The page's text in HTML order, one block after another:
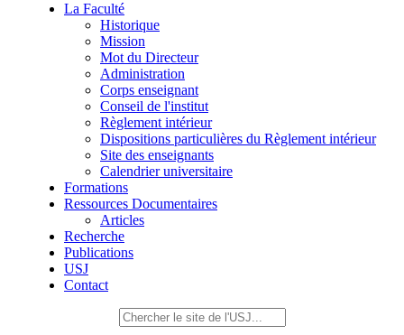
La Faculté
Historique
Mission
Mot du Directeur
Administration
Corps enseignant
Conseil de l'institut
Règlement intérieur
Dispositions particulières du Règlement intérieur
Site des enseignants
Calendrier universitaire
Formations
Ressources Documentaires
Articles
Recherche
Publications
USJ
Contact